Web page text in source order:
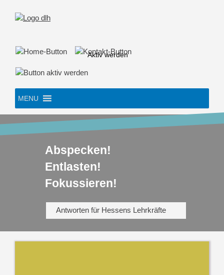
Aktiv werden
MENU
Abspecken!
Entlasten!
Fokussieren!
Antworten für Hessens Lehrkräfte